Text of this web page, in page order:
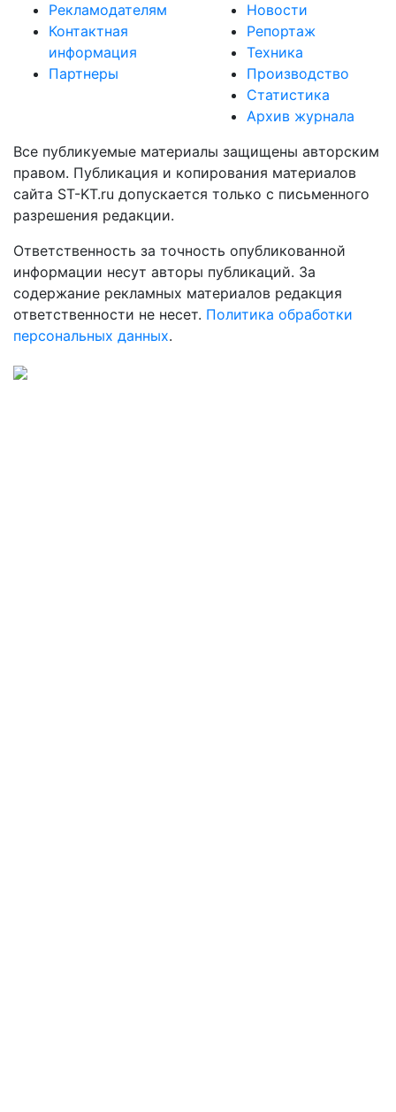
Рекламодателям
Контактная
информация
Партнеры
Новости
Репортаж
Техника
Производство
Статистика
Архив журнала
Все публикуемые материалы защищены авторским
правом. Публикация и копирования материалов
сайта ST-KT.ru допускается только с письменного
разрешения редакции.
Ответственность за точность опубликованной
информации несут авторы публикаций. За
содержание рекламных материалов редакция
ответственности не несет. Политика обработки
персональных данных.